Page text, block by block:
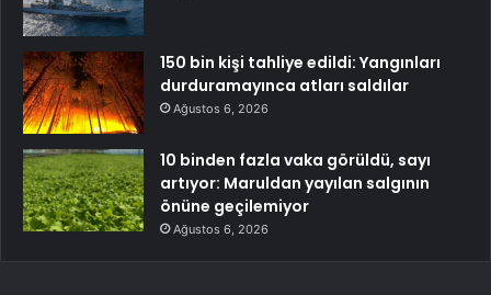
150 bin kişi tahliye edildi: Yangınları
durduramayınca atları saldılar
Ağustos 6, 2026
10 binden fazla vaka görüldü, sayı
artıyor: Maruldan yayılan salgının
önüne geçilemiyor
Ağustos 6, 2026